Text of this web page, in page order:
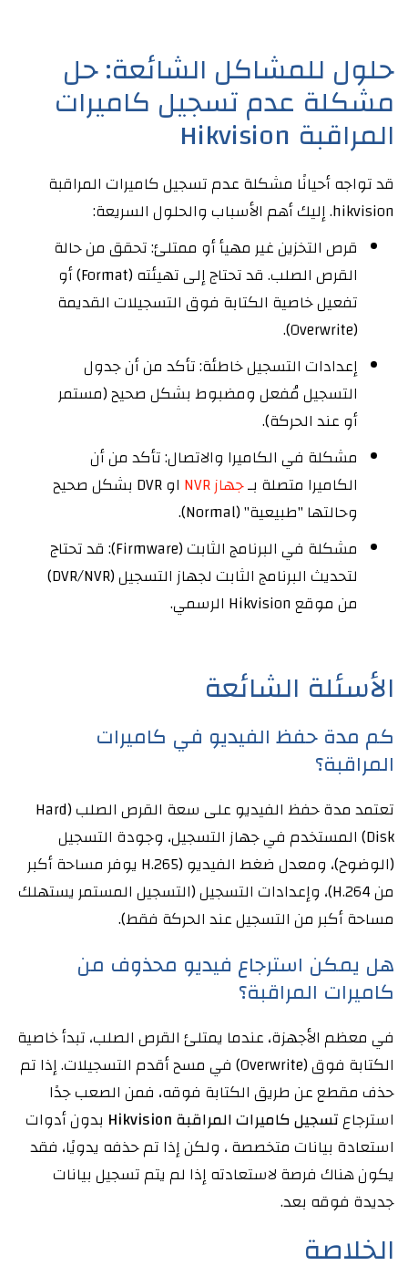
حلول للمشاكل الشائعة: حل
مشكلة عدم تسجيل كاميرات
المراقبة Hikvision
قد تواجه أحيانًا مشكلة عدم تسجيل كاميرات المراقبة
hikvision. إليك أهم الأسباب والحلول السريعة:
قرص التخزين غير مهيأ أو ممتلئ: تحقق من حالة
القرص الصلب. قد تحتاج إلى تهيئته (Format) أو
تفعيل خاصية الكتابة فوق التسجيلات القديمة
(Overwrite).
إعدادات التسجيل خاطئة: تأكد من أن جدول
التسجيل مُفعل ومضبوط بشكل صحيح (مستمر
أو عند الحركة).
مشكلة في الكاميرا والاتصال: تأكد من أن
الكاميرا متصلة بـجهاز NVR
او DVR بشكل صحيح
وحالتها "طبيعية" (Normal).
مشكلة في البرنامج الثابت (Firmware): قد تحتاج
لتحديث البرنامج الثابت لجهاز التسجيل (DVR/NVR)
من موقع Hikvision الرسمي.
الأسئلة الشائعة
كم مدة حفظ الفيديو في كاميرات
المراقبة؟
تعتمد مدة حفظ الفيديو على سعة القرص الصلب (Hard
Disk) المستخدم في جهاز التسجيل، وجودة التسجيل
(الوضوح)، ومعدل ضغط الفيديو (H.265 يوفر مساحة أكبر
من H.264)، وإعدادات التسجيل (التسجيل المستمر يستهلك
مساحة أكبر من التسجيل عند الحركة فقط).
هل يمكن استرجاع فيديو محذوف من
كاميرات المراقبة؟
في معظم الأجهزة، عندما يمتلئ القرص الصلب، تبدأ خاصية
الكتابة فوق (Overwrite) في مسح أقدم التسجيلات. إذا تم
حذف مقطع عن طريق الكتابة فوقه، فمن الصعب جدًا
استرجاعتسجيل كاميرات المراقبة Hikvision
بدون أدوات
استعادة بيانات متخصصة ، ولكن إذا تم حذفه يدويًا، فقد
يكون هناك فرصة لاستعادته إذا لم يتم تسجيل بيانات
جديدة فوقه بعد.
الخلاصة